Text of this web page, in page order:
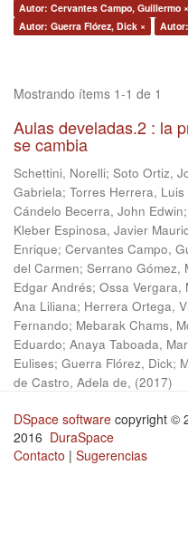
Autor: Cervantes Campo, Guillermo ×
Autor: Guerra Flórez, Dick ×
Mostrando ítems 1-1 de 1
Aulas develadas.2 : la
se cambia
Schettini, Norelli; Soto Ortiz,
Gabriela; Torres Herrera, Luis
Cándelo Becerra, John Edwin;
Kleber Espinosa, Javier
Enrique; Cervantes Campo,
del Carmen; Serrano Gómez,
Edgar Andrés; Ossa Vergara,
Ana Liliana; Herrera Ortega,
Fernando; Mebarak Chams,
Eduardo; Anaya Taboada,
Eulises; Guerra Flórez, Dick;
de Castro, Adela de, (2017)
DSpace software copyright ©
2016 DuraSpace
Contacto | Sugerencias